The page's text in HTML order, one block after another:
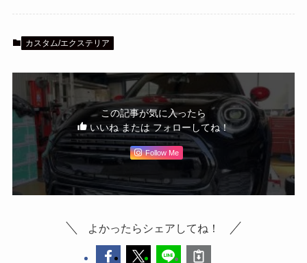
カスタム/エクステリア
この記事が気に入ったら
いいね または フォローしてね！
Follow Me
よかったらシェアしてね！